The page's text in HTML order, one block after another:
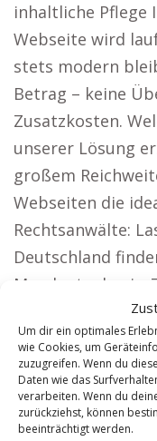
Um dir ein optimales
wie Cookies, um
zuzugreifen. Wenn du
Daten wie das
verarbeiten. Wenn du
zurückziehst, können
beeinträchtigt werden.
inhaltliche Pflege
Webseite wird
stets modern
Betrag – keine
Zusatzkosten.
unserer Lösung
großem
Webseiten die
Rechtsanwälte:
Deutschland
Mandantenbasis.
gewinnen Sie als
Steuerberater:
von
und Firmen, dass